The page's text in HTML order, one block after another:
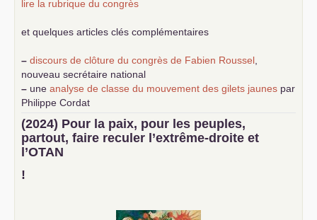
lire la rubrique du congrès
et quelques articles clés complémentaires
– discours de clôture du congrès de Fabien Roussel
nouveau secrétaire national
– une analyse de classe du mouvement des gilets jaunes par
Philippe Cordat
–
un texte de Jean-Claude Delaunay
le marxisme est la
science sociale de notre temps
–un appel proposé aux partis communistes et ouvrier
d’Europe
–
(2024) Pour la paix, pour les peuples,
partout, faire reculer l’extrême-droite et
l’OTAN
!